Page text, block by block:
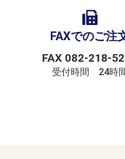
FAXでのご注
FAX 082-218-
受付時間 24時